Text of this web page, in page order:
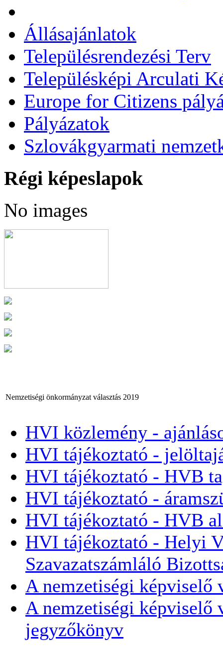
Állásajánlatok
Településrendezési Terv
Településképi Arculati
Europe for Citizens
Pályázatok
Szlovákgyarmati
Régi képeslapok
No images
Nemzetiségi önkormányzat választás 2019
HVI közlemény -
HVI tájékoztató -
HVI tájékoztató - HVB
HVI tájékoztató -
HVI tájékoztató - HVB
HVI tájékoztató - Helyi
Szavazatszámláló
A nemzetiségi képviselő
A nemzetiségi képviselő
jegyzőkönyv